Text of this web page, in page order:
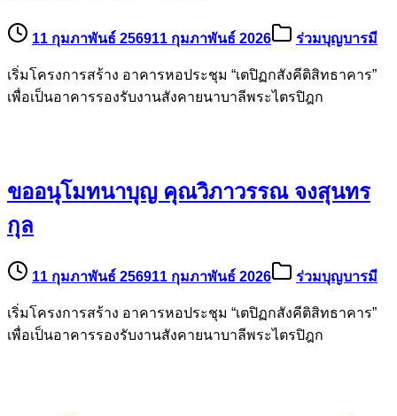
11 กุมภาพันธ์ 256911 กุมภาพันธ์ 2026 ร่วมบุญบารมี
เริ่มโครงการสร้าง อาคารหอประชุม “เตปิฏกสังคีติสิทธาคาร”
เพื่อเป็นอาคารรองรับงานสังคายนาบาลีพระไตรปิฎก
ขออนุโมทนาบุญ คุณวิภาวรรณ จงสุนทร
กุล
11 กุมภาพันธ์ 256911 กุมภาพันธ์ 2026 ร่วมบุญบารมี
เริ่มโครงการสร้าง อาคารหอประชุม “เตปิฏกสังคีติสิทธาคาร”
เพื่อเป็นอาคารรองรับงานสังคายนาบาลีพระไตรปิฎก